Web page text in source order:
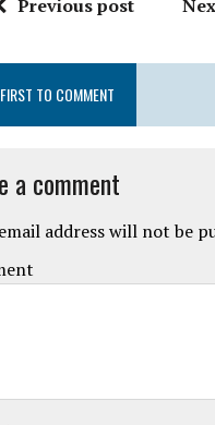
Previous post
TO COMMENT
a comment
address will not be